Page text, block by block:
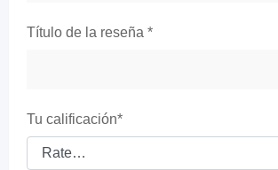
Título de la reseña *
Tu calificación*